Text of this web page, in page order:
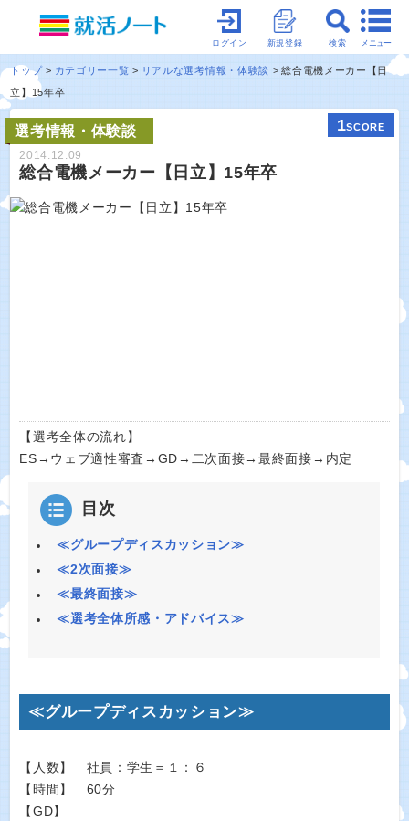
メニュー
検索
新規登録
ログイン
トップ カテゴリー一覧 リアルな選考情報・体験談
総合電機メーカー【日
立】15年卒
選考情報・体験談 1SCORE
2014.12.09
総合電機メーカー【日立】15年卒
【選考全体の流れ】
ES→ウェブ適性審査→GD→二次面接→最終面接→内定
目次
≪グループディスカッション≫
≪2次面接≫
≪最終面接≫
≪選考全体所感・アドバイス≫
≪グループディスカッション≫
【人数】 社員：学生＝１：６
【時間】 60分
【GD】